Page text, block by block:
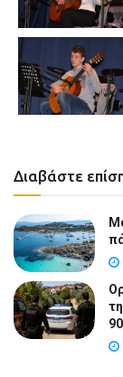
Διαβάστε